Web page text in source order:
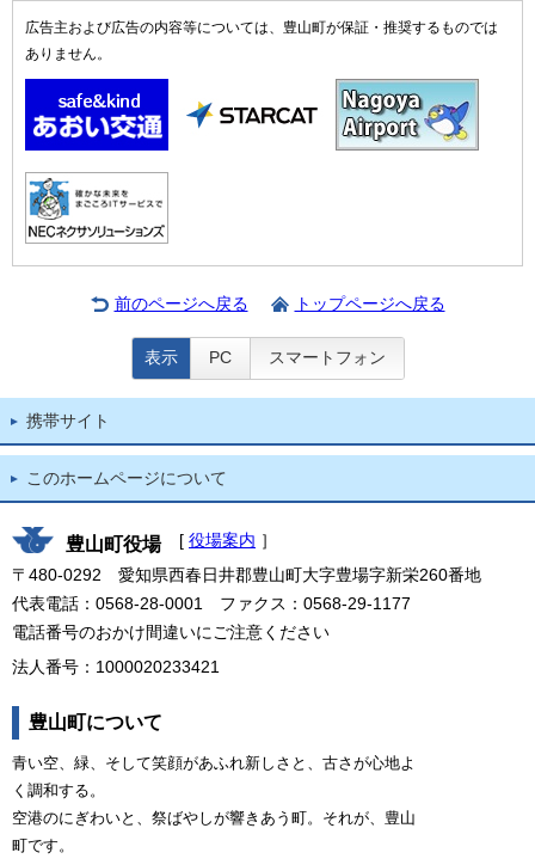
広告主および広告の内容等については、豊山町が保証・推奨するものでは
ありません。
前のページへ戻る トップページへ戻る
表示 PC スマートフォン
携帯サイト
このホームページについて
豊山町役場 [ 役場案内 ］
〒480-0292 愛知県西春日井郡豊山町大字豊場字新栄260番地
代表電話：0568-28-0001 ファクス：0568-29-1177
電話番号のおかけ間違いにご注意ください
法人番号：1000020233421
豊山町について
青い空、緑、そして笑顔があふれ新しさと、古さが心地よ
く調和する。
空港のにぎわいと、祭ばやしが響きあう町。それが、豊山
町です。